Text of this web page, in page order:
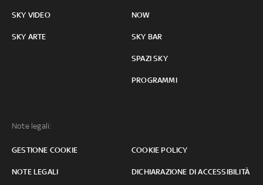
SKY VIDEO
SKY ARTE
NOW
SKY BAR
SPAZI SKY
PROGRAMMI
Note legali:
GESTIONE COOKIE COOKIE POLICY
NOTE LEGALI DICHIARAZIONE DI ACCESSIBILITÀ